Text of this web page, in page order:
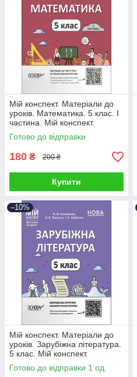
Мій конспект. Матеріали до
уроків. Математика. 5 клас. I
частина. Мій конспект.
Матеріали до уроків. ПМР001
Готово до відправки
180 ₴ 200 ₴
Купити
–10%
Мій конспект. Матеріали до
уроків. Зарубіжна література.
5 клас. Мій конспект.
Матеріали до уроків. СЛР001
Готово до відправки 1 од.